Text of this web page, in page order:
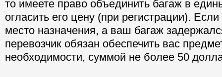
то имеете право объединить багаж в
огласить его цену (при регистрации).
место назначения, а ваш багаж
перевозчик обязан обеспечить вас
необходимости, суммой не более 50